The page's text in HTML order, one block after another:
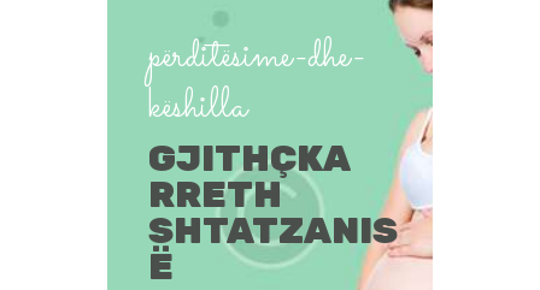
përditësime-dhe-
këshilla
GJITHÇKA
RRETH
SHTATZANIS
Ë